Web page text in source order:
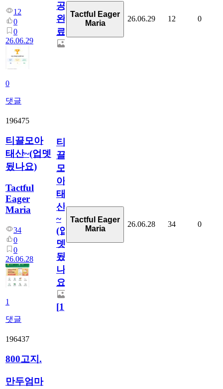
12
0
0
26.06.29
0
댓글
공
완
료
Tactful Eager
Maria
26.06.29 12 0
196475
티끌모아
태산~(업뎃
됬나요)
Tactful
Eager
Maria
34
0
0
26.06.28
1
댓글
티
끌
모
아
태
산
~
(업
뎃
됬
나
요)
[1]
Tactful Eager
Maria
26.06.28 34 0
196437
800고지.
만두엄마